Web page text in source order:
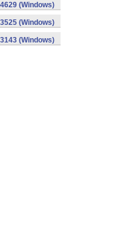
(Windows)
(Windows)
(Windows)